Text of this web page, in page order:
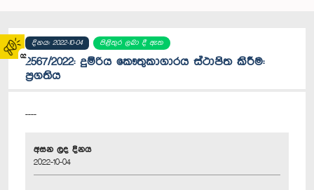
02
දිනය: 2022-10-04 පිළිතුර ලබා දී ඇත
2567/2022: දුම්රිය කෞතුකාගාරය ස්ථාපිත කිරීම:
ප්‍රගතිය
----
අසන ලද දිනය
2022-10-04